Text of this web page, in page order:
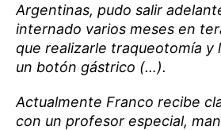
Argentinas, pudo salir
internado varios meses en
que realizarle traqueotomía y
un botón gástrico (…).
Actualmente Franco recibe
con un profesor especial,